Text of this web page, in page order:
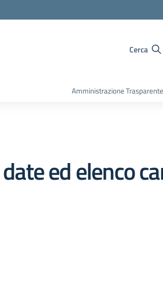
Cerca
Amministrazione Trasparente
date ed elenco